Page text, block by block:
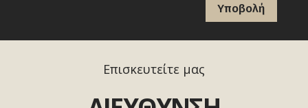
Υποβολή
Επισκευτείτε μας